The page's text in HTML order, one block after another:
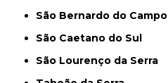
São Bernardo do Campo
São Caetano do Sul
São Lourenço da Serra